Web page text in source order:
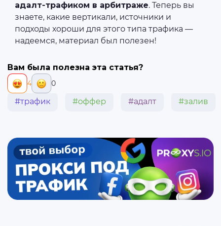
адалт-трафиком в арбитраже. Теперь вы
знаете, какие вертикали, источники и
подходы хороши для этого типа трафика —
надеемся, материал был полезен!
Вам была полезна эта статья?
4 0
#трафик #оффер #адалт #залив